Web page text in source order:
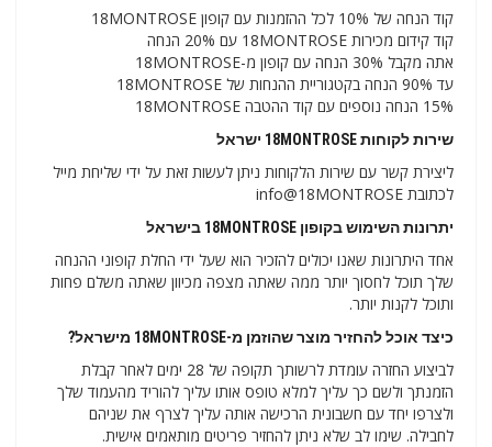
קוד הנחה של 10% לכל ההזמנות עם קופון 18MONTROSE
קוד קידום מכירות 18MONTROSE עם 20% הנחה
אתה מקבל 30% הנחה עם קופון מ-18MONTROSE
עד 90% הנחה בקטגוריית ההנחות של 18MONTROSE
15% הנחה נוספים עם קוד ההטבה 18MONTROSE
שירות לקוחות 18MONTROSE ישראל
ליצירת קשר עם שירות הלקוחות ניתן לעשות זאת על ידי שליחת מייל
לכתובת info@18MONTROSE
יתרונות השימוש בקופון 18MONTROSE בישראל
אחד היתרונות שאנו יכולים להזכיר הוא שעל ידי החלת קופוני ההנחה
שלך תוכל לחסוך יותר ממה שאתה מצפה מכיוון שאתה משלם פחות
ותוכל לקנות יותר.
כיצד אוכל להחזיר מוצר שהוזמן מ-18MONTROSE מישראל?
לביצוע החזרה עומדת לרשותך תקופה של 28 ימים לאחר קבלת
הזמנתך ולשם כך עליך למלא טופס אותו עליך להוריד מהעמוד שלך
ולצרפו יחד עם חשבונית הרכישה אותה עליך לצרף את שניהם
לחבילה. שימו לב שלא ניתן להחזיר פריטים מותאמים אישית.